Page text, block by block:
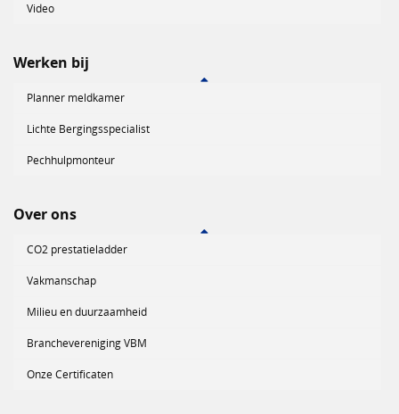
Video
Werken bij
Planner meldkamer
Lichte Bergingsspecialist
Pechhulpmonteur
Over ons
CO2 prestatieladder
Vakmanschap
Milieu en duurzaamheid
Branchevereniging VBM
Onze Certificaten